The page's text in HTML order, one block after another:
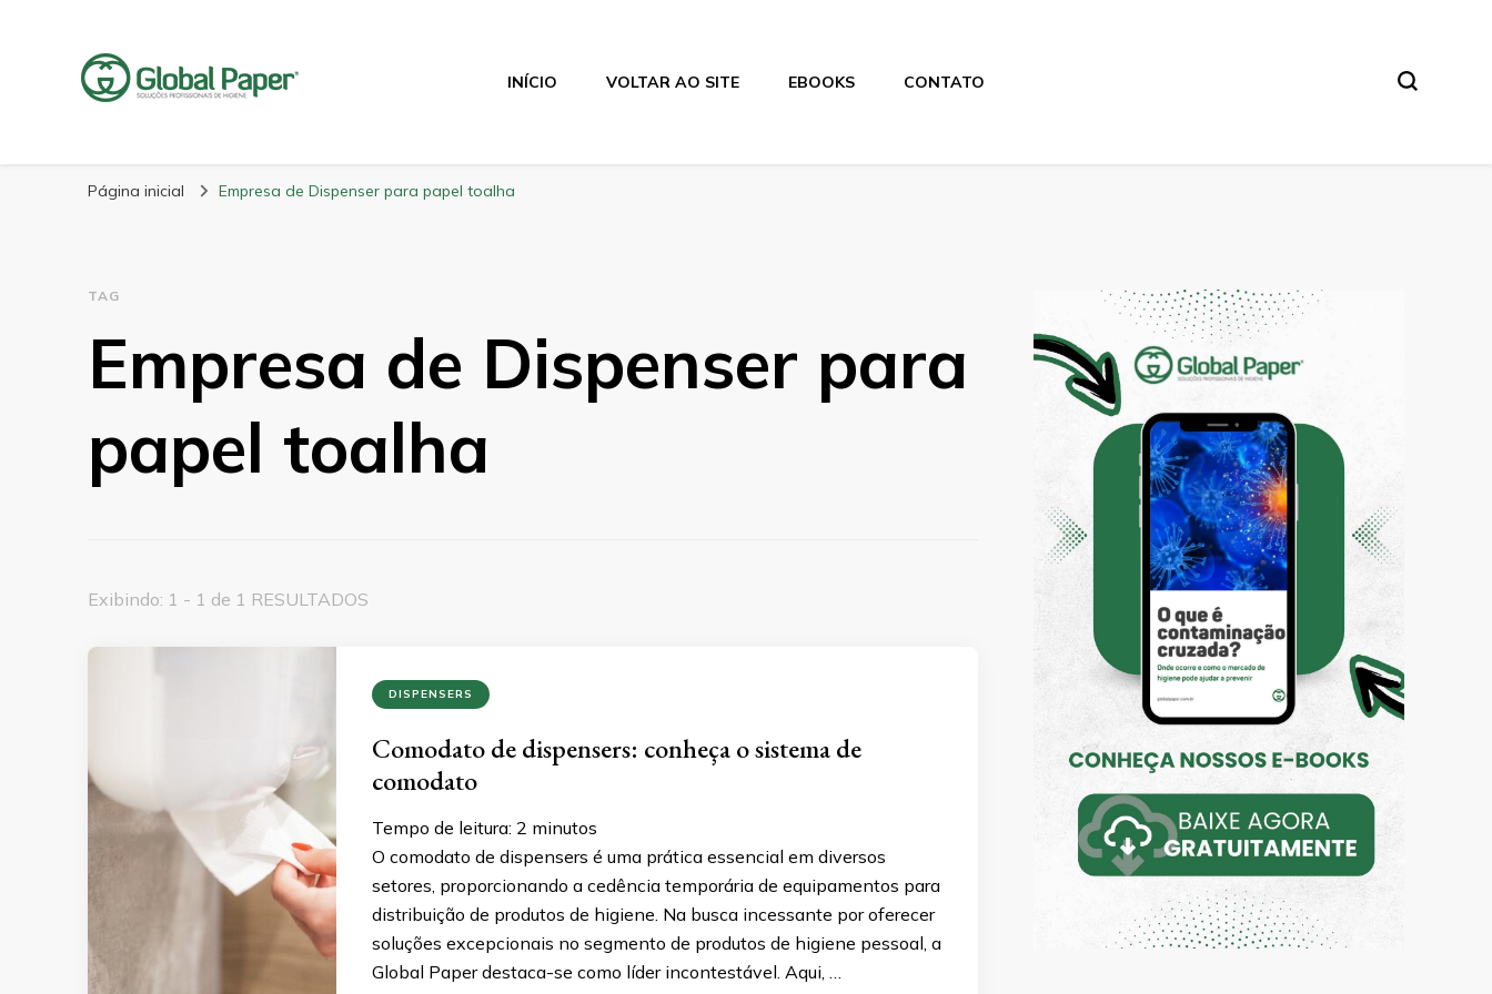
GlobalPaper
INÍCIO VOLTAR AO SITE EBOOKS CONTATO
Página inicial Empresa de Dispenser para papel toalha
TAG
Empresa de Dispenser para
papel toalha
Exibindo: 1 - 1 de 1 RESULTADOS
DISPENSERS
Comodato de dispensers: conheça o sistema de
comodato
Tempo de leitura: 2 minutos
O comodato de dispensers é uma prática essencial em diversos
setores, proporcionando a cedência temporária de equipamentos para
distribuição de produtos de higiene. Na busca incessante por oferecer
soluções excepcionais no segmento de produtos de higiene pessoal, a
Global Paper destaca-se como líder incontestável. Aqui, …